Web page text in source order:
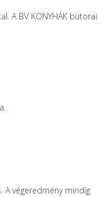
A BV KONYHÁK bútorai
A végeredmény mindíg